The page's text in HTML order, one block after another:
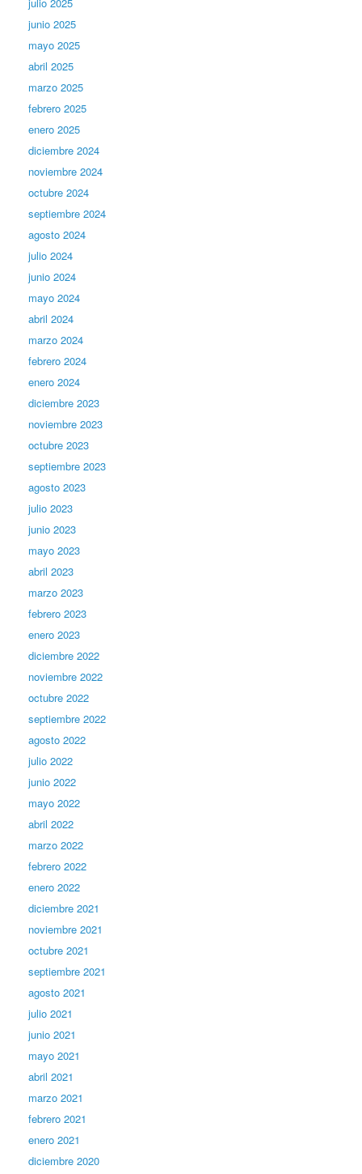
junio 2025
mayo 2025
abril 2025
marzo 2025
febrero 2025
enero 2025
diciembre 2024
noviembre 2024
octubre 2024
septiembre 2024
agosto 2024
julio 2024
junio 2024
mayo 2024
abril 2024
marzo 2024
febrero 2024
enero 2024
diciembre 2023
noviembre 2023
octubre 2023
septiembre 2023
agosto 2023
julio 2023
junio 2023
mayo 2023
abril 2023
marzo 2023
febrero 2023
enero 2023
diciembre 2022
noviembre 2022
octubre 2022
septiembre 2022
agosto 2022
julio 2022
junio 2022
mayo 2022
abril 2022
marzo 2022
febrero 2022
enero 2022
diciembre 2021
noviembre 2021
octubre 2021
septiembre 2021
agosto 2021
julio 2021
junio 2021
mayo 2021
abril 2021
marzo 2021
febrero 2021
enero 2021
diciembre 2020